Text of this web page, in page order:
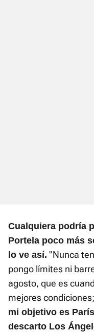
Cualquiera podría
Portela poco más
lo ve así. "Nunca
pongo límites ni
agosto, que es
mejores
mi objetivo es
descarto Los